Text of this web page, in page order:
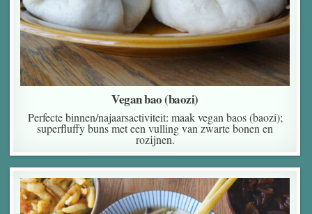
Vegan bao (baozi)
Perfecte binnen/najaarsactiviteit: maak vegan baos (baozi);
superfluffy buns met een vulling van zwarte bonen en
rozijnen.